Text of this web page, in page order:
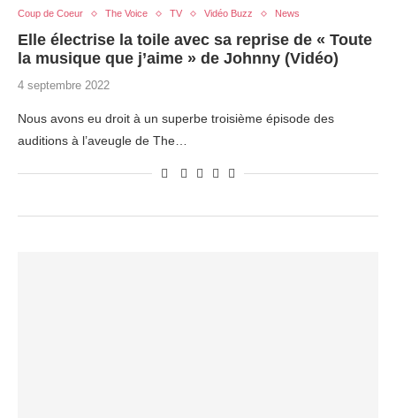
Coup de Coeur The Voice TV Vidéo Buzz News
Elle électrise la toile avec sa reprise de « Toute
la musique que j’aime » de Johnny (Vidéo)
4 septembre 2022
Nous avons eu droit à un superbe troisième épisode des
auditions à l’aveugle de The…